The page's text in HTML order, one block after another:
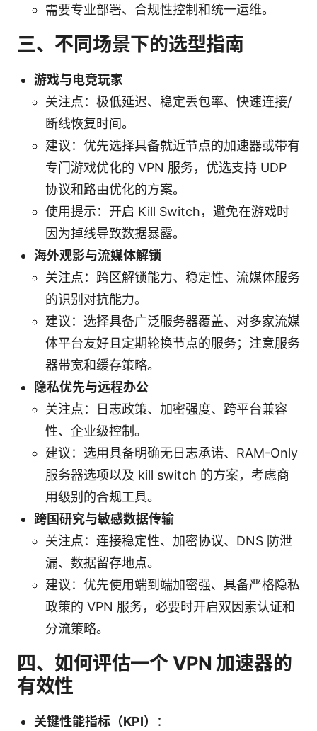
需要专业部署、合规性控制和统一运维。
三、不同场景下的选型指南
游戏与电竞玩家
关注点：极低延迟、稳定丢包率、快速连接/
断线恢复时间。
建议：优先选择具备就近节点的加速器或带有
专门游戏优化的 VPN 服务，优选支持 UDP
协议和路由优化的方案。
使用提示：开启 Kill Switch，避免在游戏时
因为掉线导致数据暴露。
海外观影与流媒体解锁
关注点：跨区解锁能力、稳定性、流媒体服务
的识别对抗能力。
建议：选择具备广泛服务器覆盖、对多家流媒
体平台友好且定期轮换节点的服务；注意服务
器带宽和缓存策略。
隐私优先与远程办公
关注点：日志政策、加密强度、跨平台兼容
性、企业级控制。
建议：选用具备明确无日志承诺、RAM-Only
服务器选项以及 kill switch 的方案，考虑商
用级别的合规工具。
跨国研究与敏感数据传输
关注点：连接稳定性、加密协议、DNS 防泄
漏、数据留存地点。
建议：优先使用端到端加密强、具备严格隐私
政策的 VPN 服务，必要时开启双因素认证和
分流策略。
四、如何评估一个 VPN 加速器的
有效性
关键性能指标（KPI） ：